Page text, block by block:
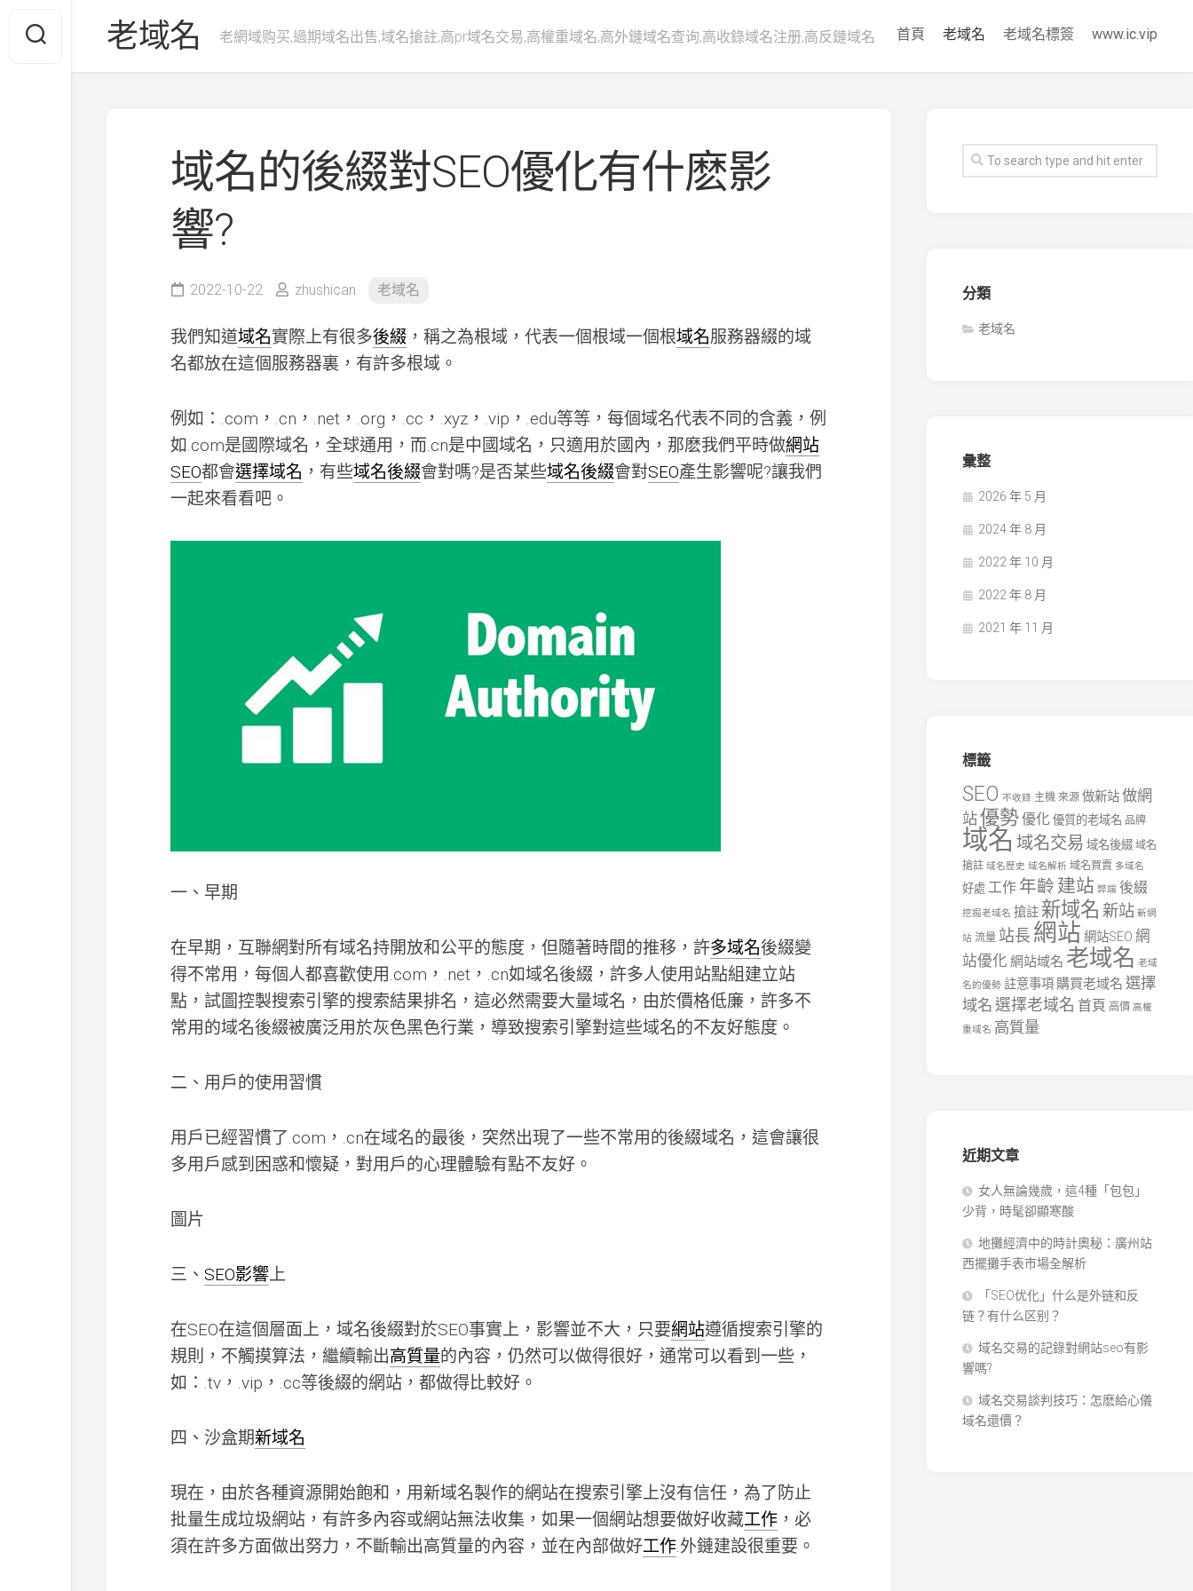
content
老域名 老網域购买,過期域名出售,域名搶註,高pr域名交易,高權重域名,高外鏈域名查询,高收錄域名注册,高反鏈域名 首頁 老域名 老域名標簽 www.ic.vip
域名的後綴對SEO優化有什麽影
響?
2022-10-22 zhushican 老域名
我們知道域名實際上有很多後綴 ，稱之為根域，代表一個根域一個根域名服務器綴的域
名都放在這個服務器裏，有許多根域。
例如：.com，.cn，.net，.org，.cc，.xyz，.vip，.edu等等，每個域名代表不同的含義，例
如.com是國際域名，全球通用，而.cn是中國域名，只適用於國內，那麽我們平時做網站
SEO都會選擇域名 ，有些域名後綴會對嗎?是否某些域名後綴會對SEO產生影響呢?讓我們
一起來看看吧。
一、早期
在早期，互聯網對所有域名持開放和公平的態度，但隨著時間的推移，許多域名後綴變
得不常用，每個人都喜歡使用.com，.net，.cn如域名後綴，許多人使用站點組建立站
點，試圖控製搜索引擎的搜索結果排名，這必然需要大量域名，由於價格低廉，許多不
常用的域名後綴被廣泛用於灰色黑色行業，導致搜索引擎對這些域名的不友好態度。
二、用戶的使用習慣
用戶已經習慣了.com，.cn在域名的最後，突然出現了一些不常用的後綴域名，這會讓很
多用戶感到困惑和懷疑，對用戶的心理體驗有點不友好。
圖片
三、 SEO影響上
在SEO在這個層面上，域名後綴對於SEO事實上，影響並不大，只要網站遵循搜索引擎的
規則，不觸摸算法，繼續輸出高質量的內容，仍然可以做得很好，通常可以看到一些，
如：.tv，.vip，.cc等後綴的網站，都做得比較好。
四、沙盒期新域名
現在，由於各種資源開始飽和，用新域名製作的網站在搜索引擎上沒有信任，為了防止
批量生成垃圾網站，有許多內容或網站無法收集，如果一個網站想要做好收藏工作 ，必
須在許多方面做出努力，不斷輸出高質量的內容，並在內部做好工作.外鏈建設很重要。
分類
老域名
彙整
2026 年 5 月
2024 年 8 月
2022 年 10 月
2022 年 8 月
2021 年 11 月
標籤
SEO 不收錄 主機 來源 做新站做網
站優勢優化 優質的老域名 品牌
域名 域名交易 域名後綴 域名
搶註 域名歷史 域名解析 域名買賣 多域名
好處 工作 年齡 建站 弊端 後綴
挖掘老域名 搶註 新域名 新站 新網
站 流量 站長 網站 網站SEO 網
站優化 網站域名 老域名 老域
名的優勢 註意事項 購買老域名 選擇
域名 選擇老域名 首頁 高價 高權
重域名 高質量
近期文章
女人無論幾歲，這4種「包包」
少背，時髦卻顯寒酸
地攤經濟中的時計奧秘：廣州站
西擺攤手表市場全解析
「SEO优化」什么是外链和反
链？有什么区别？
域名交易的記錄對網站seo有影
響嗎?
域名交易談判技巧：怎麽給心儀
域名還價？